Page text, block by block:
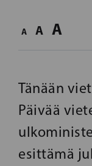
A A A
Tänään
Päivää
esittämä